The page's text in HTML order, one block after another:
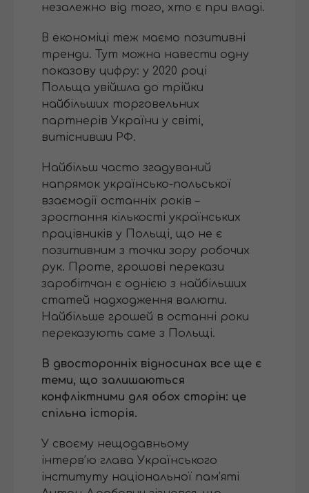
незалежно від того, хто є при владі.
В економіці теж маємо позитивні
тренди. Тут можна навести одну
показову цифру: у 2020 році
Польща увійшла до трійки
найбільших торговельних
партнерів України у світі,
витіснивши РФ.
Найбільш часто згадуваний
напрямок українсько-польської
взаємодії останніх років –
зростання кількості українських
працівників у Польщі, що не є
позитивним з точки зору робочих
рук. Проте, грошові перекази
заробітчан є однією з найбільших
статей надходження валюти.
Найбільше грошей в останні роки
переказують саме з Польщі.
В двосторонніх відносинах все ще є
теми, що залишаються
конфліктними для обох сторін: це
спільна історія.
У своєму нещодавньому
інтерв’ю глава Українського
інституту національної пам’яті